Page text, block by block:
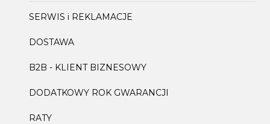
SERWIS i REKLAMACJE
DOSTAWA
B2B - KLIENT BIZNESOWY
DODATKOWY ROK GWARANCJI
RATY